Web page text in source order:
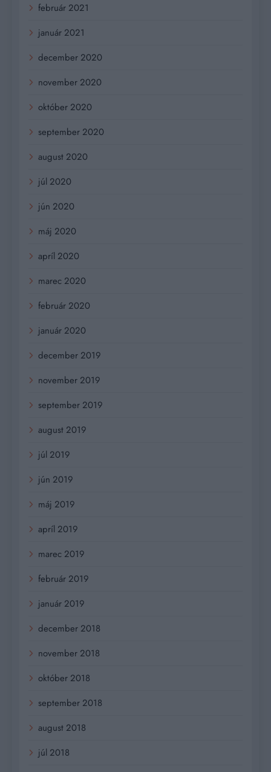
február 2021
január 2021
december 2020
november 2020
október 2020
september 2020
august 2020
júl 2020
jún 2020
máj 2020
apríl 2020
marec 2020
február 2020
január 2020
december 2019
november 2019
september 2019
august 2019
júl 2019
jún 2019
máj 2019
apríl 2019
marec 2019
február 2019
január 2019
december 2018
november 2018
október 2018
september 2018
august 2018
júl 2018